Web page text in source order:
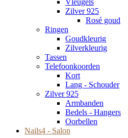
Zilver 925
Rosé goud
Ringen
Goudkleurig
Zilverkleurig
Tassen
Telefoonkoorden
Kort
Lang - Schouder
Zilver 925
Armbanden
Bedels - Hangers
Oorbellen
Nails4 - Salon